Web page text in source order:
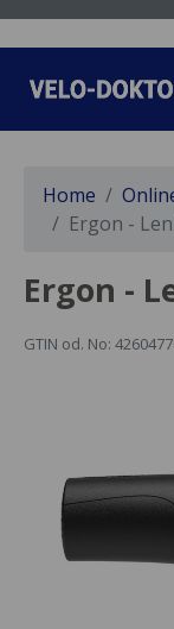
Home
Ergon -
Ergon -
GTIN od. No: